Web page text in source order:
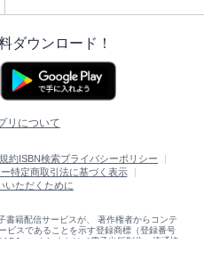
ダウンロード！
リについて
約ISBN検索プライバシーポリシー
特定商取引法に基づく表示
いただくために
書籍配信サービスが、 著作権者からコンテ
ビスであることを示す登録商標（登録番号
マーク］または［電子出版制作・流通協